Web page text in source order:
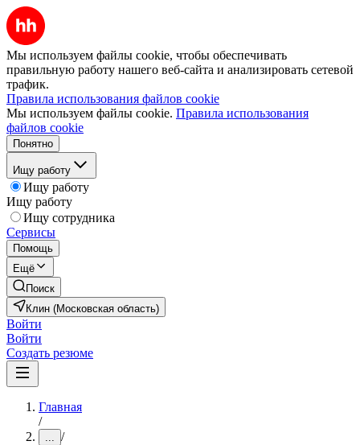
Мы используем файлы cookie, чтобы обеспечивать
правильную работу нашего веб-сайта и анализировать сетевой
трафик.
Правила использования файлов cookie
Мы используем файлы cookie. Правила использования
файлов cookie
Понятно
Ищу работу
Ищу работу
Ищу работу
Ищу сотрудника
Сервисы
Помощь
Ещё
Поиск
Клин (Московская область)
Войти
Войти
Создать резюме
Главная
/
... /